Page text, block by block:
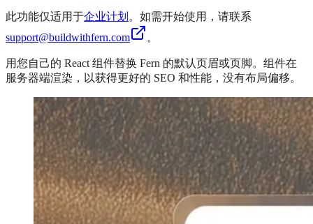
此功能仅适用于企业计划 。如需开始使用，请联系
support@buildwithfern.com
。
用您自己的 React 组件替换 Fern 的默认页眉或页脚。组件在
服务器端渲染，以获得更好的 SEO 和性能，没有布局偏移。